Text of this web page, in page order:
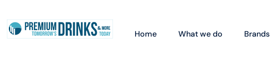
Home What we do Brands